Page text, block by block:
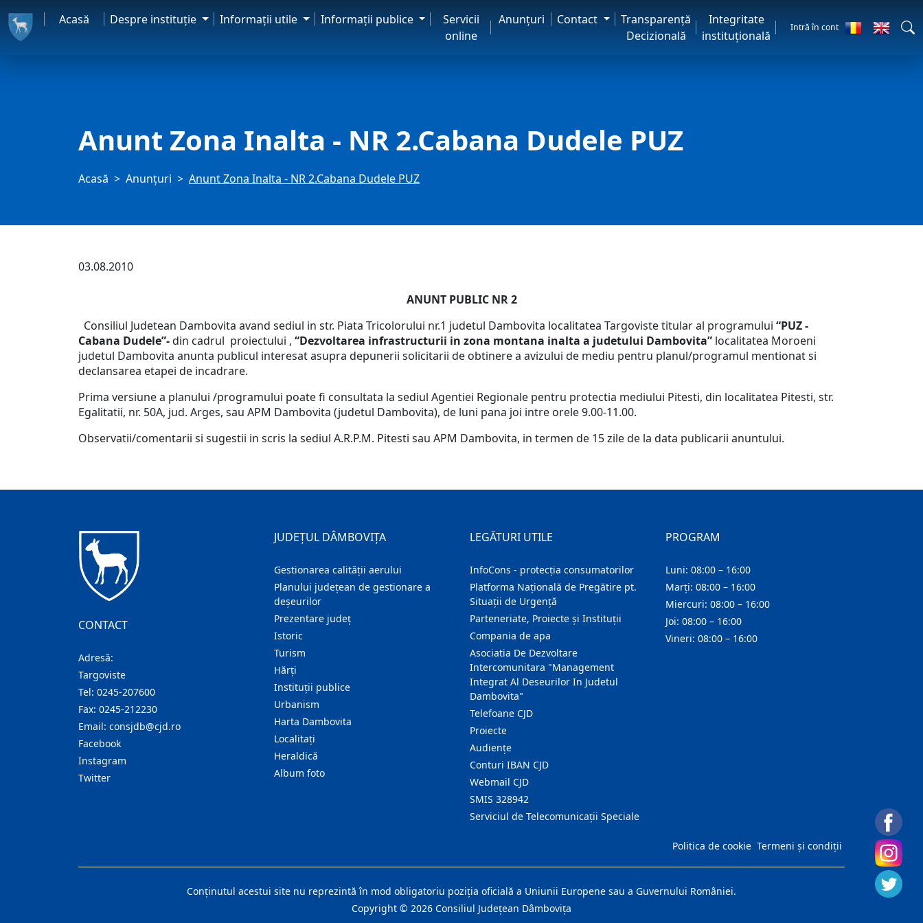
Acasă Despre instituţie Informaţii utile Informaţii publice
Servicii
online
Anunţuri Contact
Transparență
Decizională
Integritate
instituțională
Intră în cont
Anunt Zona Inalta - NR 2.Cabana Dudele PUZ
Acasă Anunţuri Anunt Zona Inalta - NR 2.Cabana Dudele PUZ
03.08.2010
ANUNT PUBLIC NR 2
Consiliul Judetean Dambovita avand sediul in str. Piata Tricolorului nr.1 judetul Dambovita localitatea Targoviste titular al programului “PUZ -
Cabana Dudele”-din cadrul proiectului , “Dezvoltarea infrastructurii in zona montana inalta a judetului Dambovita” localitatea Moroeni
judetul Dambovita anunta publicul interesat asupra depunerii solicitarii de obtinere a avizului de mediu pentru planul/programul mentionat si
declansarea etapei de incadrare.
Prima versiune a planului /programului poate fi consultata la sediul Agentiei Regionale pentru protectia mediului Pitesti, din localitatea Pitesti, str.
Egalitatii, nr. 50A, jud. Arges, sau APM Dambovita (judetul Dambovita), de luni pana joi intre orele 9.00-11.00.
Observatii/comentarii si sugestii in scris la sediul A.R.P.M. Pitesti sau APM Dambovita, in termen de 15 zile de la data publicarii anuntului.
CONTACT
Adresă:
Targoviste
Tel: 0245-207600
Fax: 0245-212230
Email: consjdb@cjd.ro
Facebook
Instagram
Twitter
JUDEȚUL DÂMBOVIȚA
Gestionarea calității aerului
Planului județean de gestionare a
deșeurilor
Prezentare judeţ
Istoric
Turism
Hărţi
Instituţii publice
Urbanism
Harta Dambovita
Localitaţi
Heraldică
Album foto
LEGĂTURI UTILE
InfoCons - protecția consumatorilor
Platforma Națională de Pregătire pt.
Situații de Urgență
Parteneriate, Proiecte și Instituții
Compania de apa
Asociatia De Dezvoltare
Intercomunitara "Management
Integrat Al Deseurilor In Judetul
Dambovita"
Telefoane CJD
Proiecte
Audienţe
Conturi IBAN CJD
Webmail CJD
SMIS 328942
Serviciul de Telecomunicații Speciale
PROGRAM
Luni: 08:00 – 16:00
Marți: 08:00 – 16:00
Miercuri: 08:00 – 16:00
Joi: 08:00 – 16:00
Vineri: 08:00 – 16:00
Politica de cookie Termeni și condiții
Conţinutul acestui site nu reprezintă în mod obligatoriu poziţia oficială a Uniunii Europene sau a Guvernului României.
Copyright © 2026 Consiliul Judeţean Dâmboviţa